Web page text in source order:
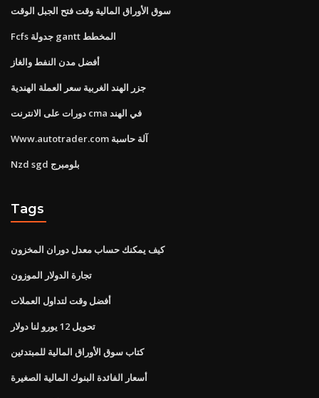
سوق الأوراق المالية وقت فتح الجبل الوقت
Fcfs جدولة gantt المخطط
أفضل مدن النفط والغاز
جزر الهند الغربية سعر العملة الهندية
دورات على الانترنت cma في الهند
Www.autotrader.com آلة حاسبة
Nzd sgd بلومبرج
Tags
كيف يمكنك حساب معدل دوران المخزون
تجارة الدولار الموزون
أفضل وقت لتداول العملات
تحويل 12 يورو لنا دولار
كتاب سوق الأوراق المالية للمبتدئين
أسعار الفائدة البنوك المالية الصغيرة